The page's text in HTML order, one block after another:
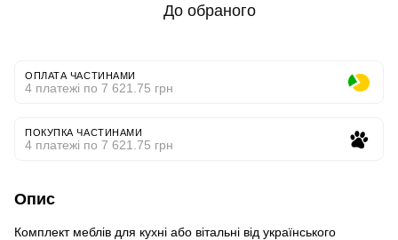
До обраного
ОПЛАТА ЧАСТИНАМИ
4 платежі по 7 621.75 грн
ПОКУПКА ЧАСТИНАМИ
4 платежі по 7 621.75 грн
Опис
Комплект меблів для кухні або вітальні від українського